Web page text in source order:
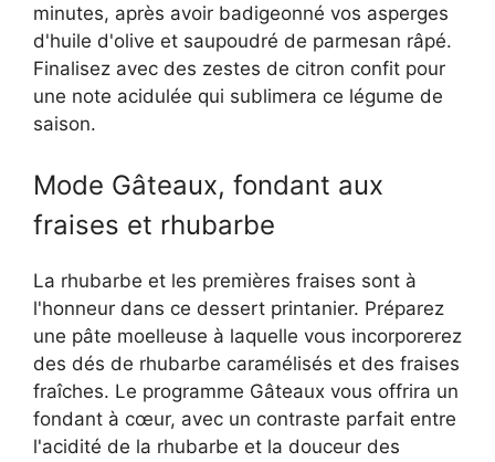
minutes, après avoir badigeonné vos asperges
d'huile d'olive et saupoudré de parmesan râpé.
Finalisez avec des zestes de citron confit pour
une note acidulée qui sublimera ce légume de
saison.
Mode Gâteaux, fondant aux
fraises et rhubarbe
La rhubarbe et les premières fraises sont à
l'honneur dans ce dessert printanier. Préparez
une pâte moelleuse à laquelle vous incorporerez
des dés de rhubarbe caramélisés et des fraises
fraîches. Le programme Gâteaux vous offrira un
fondant à cœur, avec un contraste parfait entre
l'acidité de la rhubarbe et la douceur des